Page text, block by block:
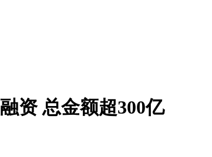
资 总金额超300亿